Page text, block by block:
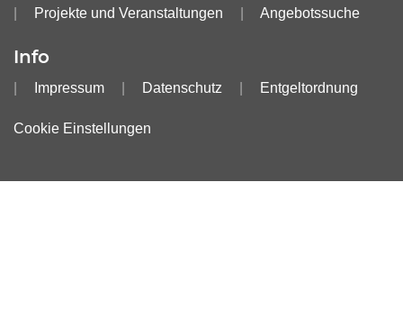
Projekte und Veranstaltungen
Angebotssuche
Info
Impressum Datenschutz Entgeltordnung
Cookie Einstellungen